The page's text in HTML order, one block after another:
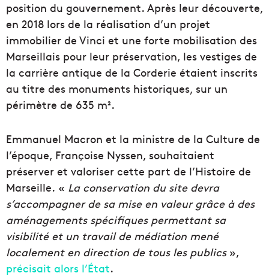
position du gouvernement. Après leur découverte,
en 2018 lors de la réalisation d’un projet
immobilier de Vinci et une forte mobilisation des
Marseillais pour leur préservation, les vestiges de
la carrière antique de la Corderie étaient inscrits
au titre des monuments historiques, sur un
périmètre de 635 m².
Emmanuel Macron et la ministre de la Culture de
l’époque, Françoise Nyssen, souhaitaient
préserver et valoriser cette part de l’Histoire de
Marseille. « La conservation du site devra
s’accompagner de sa mise en valeur grâce à des
aménagements spécifiques permettant sa
visibilité et un travail de médiation mené
localement en direction de tous les publics»,
précisait alors l’État.